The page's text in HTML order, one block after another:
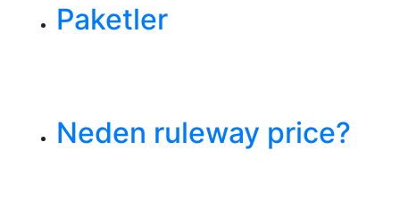
Paketler
Neden ruleway price?